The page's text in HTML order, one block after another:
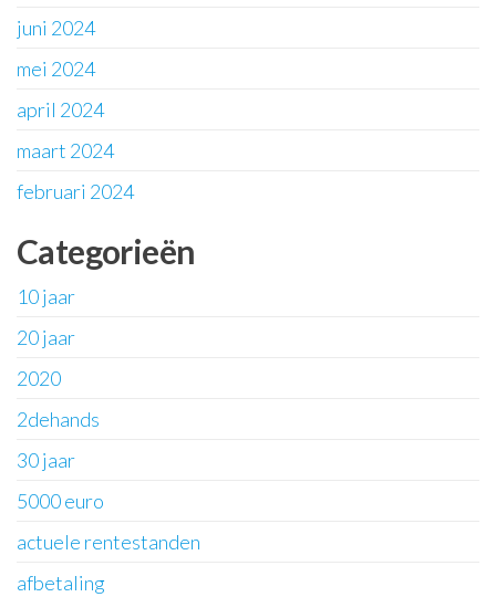
juni 2024
mei 2024
april 2024
maart 2024
februari 2024
Categorieën
10 jaar
20 jaar
2020
2dehands
30 jaar
5000 euro
actuele rentestanden
afbetaling